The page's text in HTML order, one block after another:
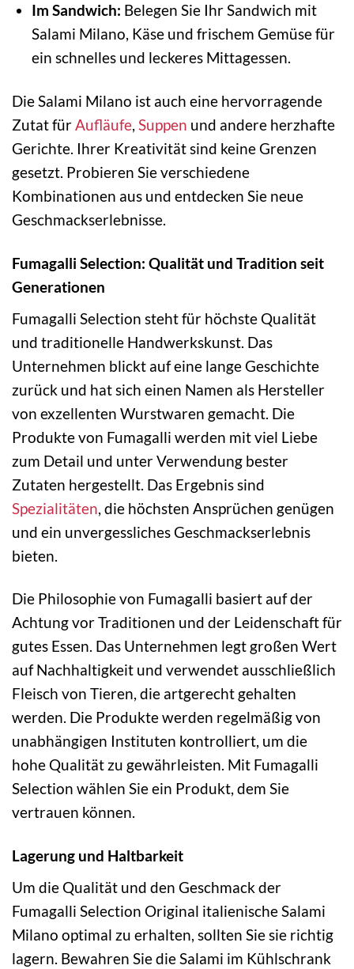
Im Sandwich: Belegen Sie Ihr Sandwich mit
Salami Milano, Käse und frischem Gemüse für
ein schnelles und leckeres Mittagessen.
Die Salami Milano ist auch eine hervorragende
Zutat fürAufläufe, Suppen und andere herzhafte
Gerichte. Ihrer Kreativität sind keine Grenzen
gesetzt. Probieren Sie verschiedene
Kombinationen aus und entdecken Sie neue
Geschmackserlebnisse.
Fumagalli Selection: Qualität und Tradition seit
Generationen
Fumagalli Selection steht für höchste Qualität
und traditionelle Handwerkskunst. Das
Unternehmen blickt auf eine lange Geschichte
zurück und hat sich einen Namen als Hersteller
von exzellenten Wurstwaren gemacht. Die
Produkte von Fumagalli werden mit viel Liebe
zum Detail und unter Verwendung bester
Zutaten hergestellt. Das Ergebnis sind
Spezialitäten , die höchsten Ansprüchen genügen
und ein unvergessliches Geschmackserlebnis
bieten.
Die Philosophie von Fumagalli basiert auf der
Achtung vor Traditionen und der Leidenschaft für
gutes Essen. Das Unternehmen legt großen Wert
auf Nachhaltigkeit und verwendet ausschließlich
Fleisch von Tieren, die artgerecht gehalten
werden. Die Produkte werden regelmäßig von
unabhängigen Instituten kontrolliert, um die
hohe Qualität zu gewährleisten. Mit Fumagalli
Selection wählen Sie ein Produkt, dem Sie
vertrauen können.
Lagerung und Haltbarkeit
Um die Qualität und den Geschmack der
Fumagalli Selection Original italienische Salami
Milano optimal zu erhalten, sollten Sie sie richtig
lagern. Bewahren Sie die Salami im Kühlschrank